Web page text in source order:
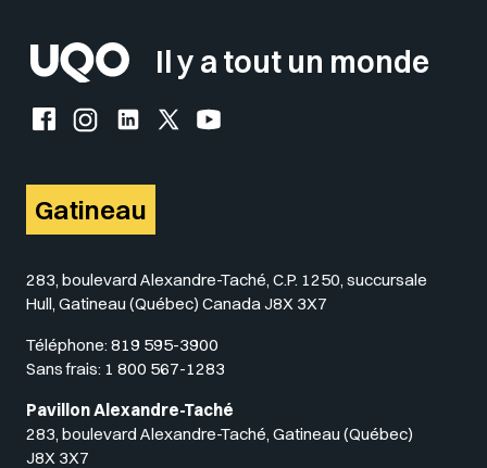
Il y a tout un monde
Facebook de l'UQO
Instagram de l'UQO
LinkedIn de l'UQO
X (Twitter) de l'UQO
YouTube de l'UQO
Gatineau
283, boulevard Alexandre-Taché, C.P. 1250, succursale
Hull, Gatineau (Québec) Canada J8X 3X7
Téléphone: 819 595-3900
Sans frais: 1 800 567-1283
Pavillon Alexandre-Taché
283, boulevard Alexandre-Taché, Gatineau (Québec)
J8X 3X7